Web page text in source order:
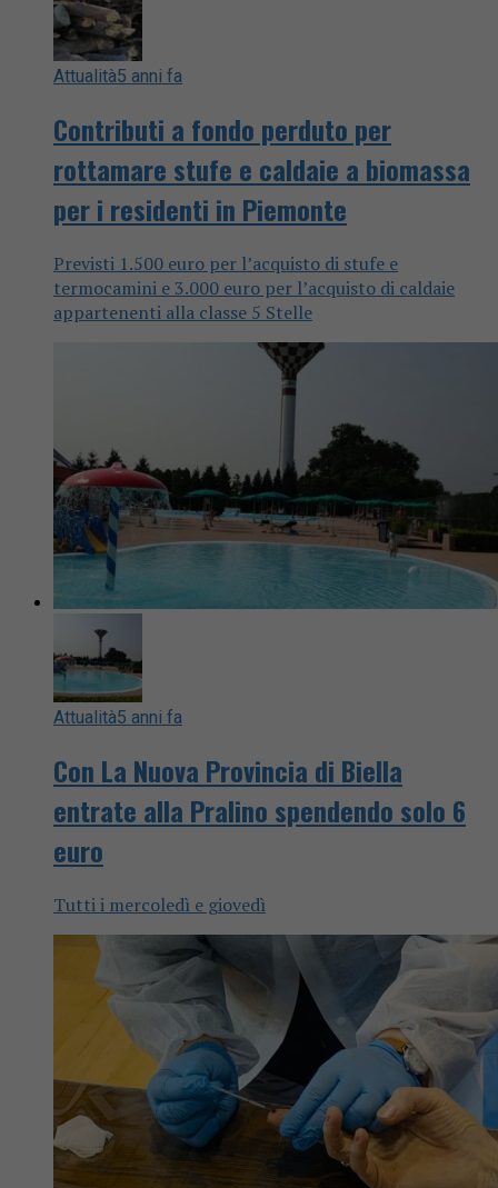
Attualità5 anni fa
Contributi a fondo perduto per
rottamare stufe e caldaie a biomassa
per i residenti in Piemonte
Previsti 1.500 euro per l’acquisto di stufe e
termocamini e 3.000 euro per l’acquisto di caldaie
appartenenti alla classe 5 Stelle
Attualità5 anni fa
Con La Nuova Provincia di Biella
entrate alla Pralino spendendo solo 6
euro
Tutti i mercoledì e giovedì